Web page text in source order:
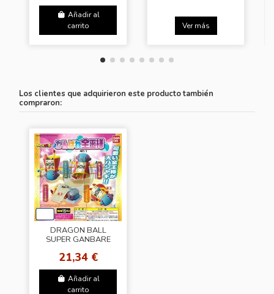
Añadir al
carrito
Ver más
Los clientes que adquirieron este producto también
compraron:
DRAGON BALL
SUPER GANBARE
21,34 €
Añadir al
carrito